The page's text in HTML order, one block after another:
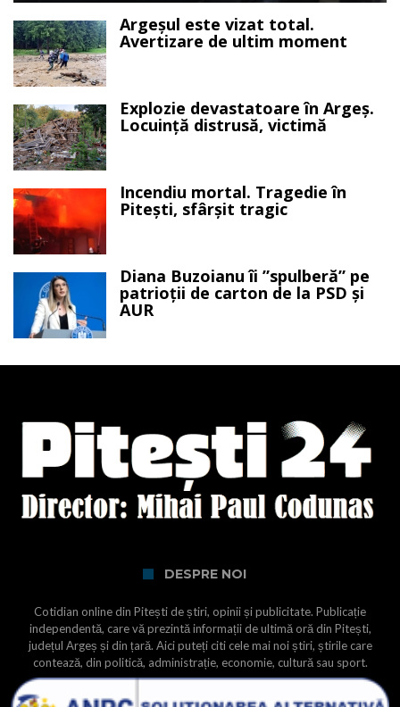
Argeșul este vizat total.
Avertizare de ultim moment
Explozie devastatoare în Argeș.
Locuință distrusă, victimă
Incendiu mortal. Tragedie în
Pitești, sfârșit tragic
Diana Buzoianu îi ”spulberă” pe
patrioții de carton de la PSD și
AUR
DESPRE NOI
Cotidian online din Pitești de știri, opinii și publicitate. Publicație
independentă, care vă prezintă informații de ultimă oră din Pitești,
județul Argeș și din țară. Aici puteți citi cele mai noi știri, știrile care
contează, din politică, administrație, economie, cultură sau sport.